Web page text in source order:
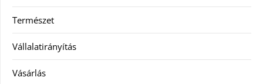
Természet
Vállalatirányítás
Vásárlás